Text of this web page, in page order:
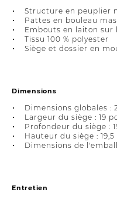
Structure en peuplier
Pattes en bouleau
Embouts en laiton sur
Tissu 100 % polyester
Siège et dossier en
Dimensions
Dimensions globales :
Largeur du siège : 19
Profondeur du siège :
Hauteur du siège : 19,5
Dimensions de
Entretien